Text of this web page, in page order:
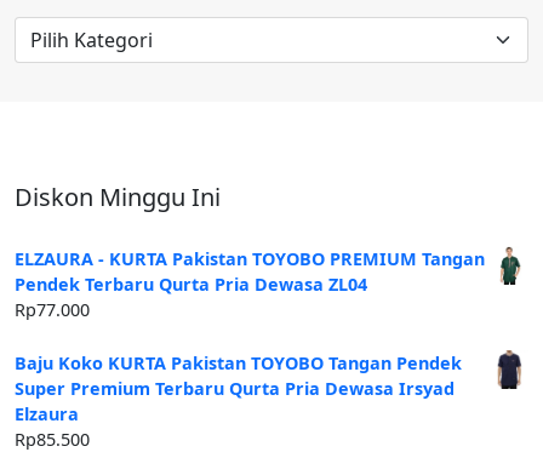
Kategori
Artikel
Diskon Minggu Ini
ELZAURA - KURTA Pakistan TOYOBO PREMIUM Tangan
Pendek Terbaru Qurta Pria Dewasa ZL04
Rp77.000
Baju Koko KURTA Pakistan TOYOBO Tangan Pendek
Super Premium Terbaru Qurta Pria Dewasa Irsyad
Elzaura
Rp85.500